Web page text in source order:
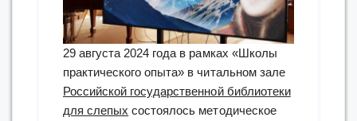
29 августа 2024 года в рамках «Школы
практического опыта» в читальном зале
Российской государственной библиотеки
для слепых состоялось методическое